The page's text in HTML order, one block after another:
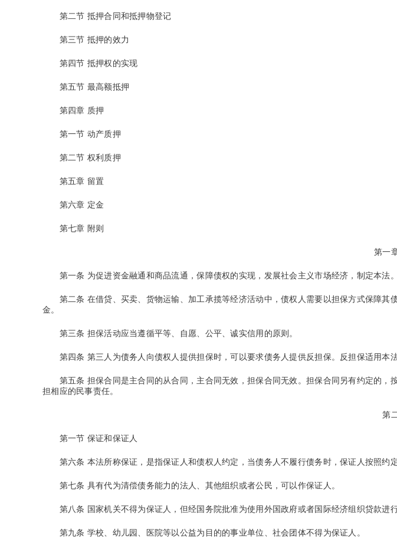
第二节 抵押合同和抵押物登记
第三节 抵押的效力
第四节 抵押权的实现
第五节 最高额抵押
第四章 质押
第一节 动产质押
第二节 权利质押
第五章 留置
第六章 定金
第七章 附则
第一
第一条 为促进资金融通和商品流通，保障债权的实现，发展社会主义市场经济，制定本法。
第二条 在借贷、买卖、货物运输、加工承揽等经济活动中，债权人需要以担保方式保障
金。
第三条 担保活动应当遵循平等、自愿、公平、诚实信用的原则。
第四条 第三人为债务人向债权人提供担保时，可以要求债务人提供反担保。反担保适用本
第五条 担保合同是主合同的从合同，主合同无效，担保合同无效。担保合同另有约定的
担相应的民事责任。
第
第一节 保证和保证人
第六条 本法所称保证，是指保证人和债权人约定，当债务人不履行债务时，保证人按照约
第七条 具有代为清偿债务能力的法人、其他组织或者公民，可以作保证人。
第八条 国家机关不得为保证人，但经国务院批准为使用外国政府或者国际经济组织贷款进
第九条 学校、幼儿园、医院等以公益为目的的事业单位、社会团体不得为保证人。